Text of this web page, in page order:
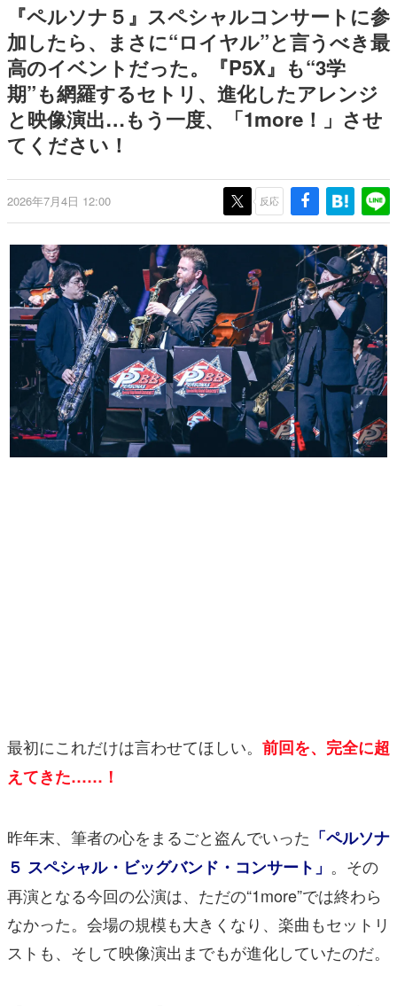
きます。
赫本
この物語を解いてはいけない。『赫本』は、〈試験問題〉
の形をした短編ホラー小説集です。
新世代に訊く
これからのデジタルゲーム市場を担う若きクリエイター達
の姿を追い、彼らのルーツと情熱を探っていきます。
ゲーム世代の作家たち
ゲームに多大な影響を受けた作家さんに取材し、ゲームが
日本のコンテンツ産業やカルチャーに与えた影響を探る企
画です。
日本モバイルゲーム産業史
日本のモバイルゲーム史における主要なトピック・タイト
ルを網羅するほか、開発者へのインタビューや識者による
解説を掲載。約20年の歴史が一望できる決定版！
若ゲのいたり〜ゲームクリエイターの青春〜
『うつヌケ』『ペンと箸』等で知られるマンガ家・田中圭
一先生によるゲーム業界レポートマンガです。
なんでゲームは面白い？
ゲーム開発者・hamatsu氏がゲームの魅力を画面や操作の
具体的な形から解き明かしていく、硬派で骨太な評論連載
です。
その他
電ファミニコゲーマーとは？
『ペルソナ５』スペシャルコンサートに参
加したら、まさに“ロイヤル”と言うべき最
高のイベントだった。『P5X』も“3学
期”も網羅するセトリ、進化したアレンジ
と映像演出…もう一度、「1more！」させ
てください！
2026年7月4日 12:00 反応
最初にこれだけは言わせてほしい。 前回を、完全に超
えてきた……！
昨年末、筆者の心をまるごと盗んでいった 「ペルソナ
５ スペシャル・ビッグバンド・コンサート」 。その
再演となる今回の公演は、ただの“1more”では終わら
なかった。会場の規模も大きくなり、楽曲もセットリ
ストも、そして映像演出までもが進化していたのだ。